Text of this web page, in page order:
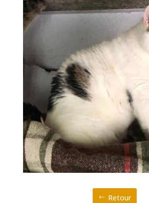
Retour